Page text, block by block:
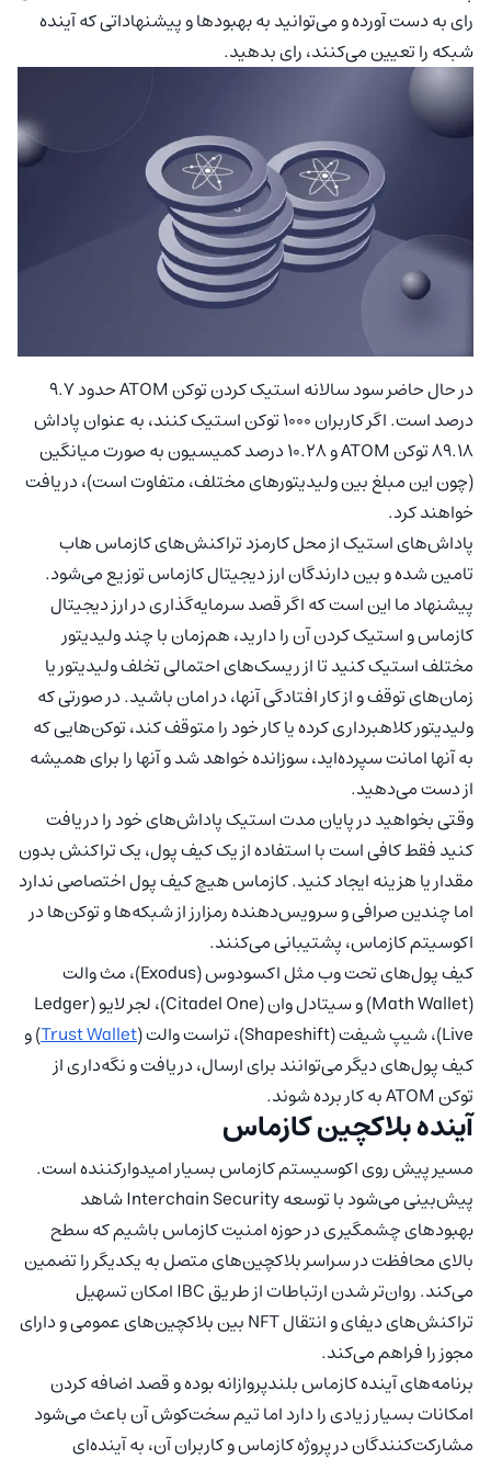
رای به دست آورده و می‌توانید به بهبودها و پیشنهاداتی که آینده
شبکه را تعیین می‌کنند، رای بدهید.
در حال حاضر سود سالانه استیک کردن توکن ATOM حدود ۹.۷
درصد است. اگر کاربران ۱۰۰۰ توکن استیک کنند، به عنوان پاداش
۸۹.۱۸ توکن ATOM و ۱۰.۲۸ درصد کمیسیون به صورت میانگین
(چون این مبلغ بین ولیدیتورهای مختلف، متفاوت است)، دریافت
خواهند کرد.
پاداش‌های استیک از محل کارمزد تراکنش‌های کازماس هاب
تامین شده و بین دارندگان ارز دیجیتال کازماس توزیع می‌شود.
پیشنهاد ما این است که اگر قصد سرمایه‌گذاری در ارز دیجیتال
کازماس و استیک کردن آن را دارید، هم‌زمان با چند ولیدیتور
مختلف استیک کنید تا از ریسک‌های احتمالی تخلف ولیدیتور یا
زمان‌های توقف و از کار افتادگی آنها، در امان باشید. در صورتی که
ولیدیتور کلاهبرداری کرده یا کار خود را متوقف کند، توکن‌هایی که
به آنها امانت سپرده‌اید، سوزانده خواهد شد و آنها را برای همیشه
از دست می‌دهید.
وقتی بخواهید در پایان مدت استیک پاداش‌های خود را دریافت
کنید فقط کافی است با استفاده از یک کیف پول، یک تراکنش بدون
مقدار یا هزینه ایجاد کنید. کازماس هیچ کیف پول اختصاصی ندارد
اما چندین صرافی و سرویس‌دهنده رمزارز از شبکه‌ها و توکن‌ها در
اکوسیتم کازماس، پشتیبانی می‌کنند.
کیف پول‌های تحت وب مثل اکسودوس (Exodus)، مث والت
(Math Wallet) و سیتادل وان (Citadel One)، لجر لایو (Ledger
Live)، شیپ شیفت (Shapeshift)، تراست والت (
Trust Wallet) و
کیف پول‌های دیگر می‌توانند برای ارسال، دریافت و نگه‌داری از
توکن ATOM به کار برده شوند.
آینده بلاکچین کازماس
مسیر پیش روی اکوسیستم کازماس بسیار امیدوارکننده است.
پیش‌بینی می‌شود با توسعه Interchain Security شاهد
بهبودهای چشمگیری در حوزه امنیت کازماس باشیم که سطح
بالای محافظت در سراسر بلاکچین‌های متصل به یکدیگر را تضمین
می‌کند. روان‌تر شدن ارتباطات از طریق IBC امکان تسهیل
تراکنش‌های دیفای و انتقال NFT بین بلاکچین‌های عمومی و دارای
مجوز را فراهم می‌کند.
برنامه‌های آینده کازماس بلندپروازانه بوده و قصد اضافه کردن
امکانات بسیار زیادی را دارد اما تیم سخت‌کوش آن باعث می‌شود
مشارکت‌کنندگان در پروژه کازماس و کاربران آن، به آینده‌ای